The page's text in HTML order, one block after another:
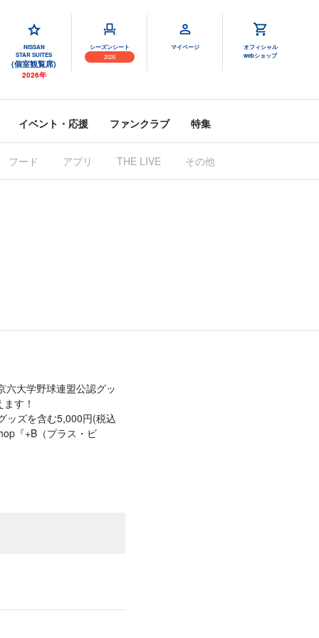
NISSAN
STAR SUITES
(個室観覧席)
2026年
シーズンシート
2026
マイページ
オフィシャル
webショップ
イベント・応援 ファンクラブ 特集
フード アプリ THE LIVE その他
六大学野球連盟公認グッ
す！
ッズを含む5,000円(税込
『+B（プラス・ビ